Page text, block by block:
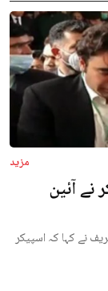
مزید
نے آئین
نے کہا کہ اسپیکر